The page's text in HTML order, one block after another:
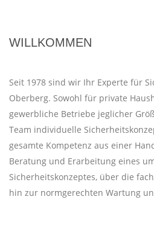
WILLKOMMEN
Seit 1978 sind wir Ihr Experte für
Oberberg. Sowohl für private
gewerbliche Betriebe jeglicher
Team individuelle
gesamte Kompetenz aus einer
Beratung und Erarbeitung eines
Sicherheitskonzeptes, über die
hin zur normgerechten Wartung